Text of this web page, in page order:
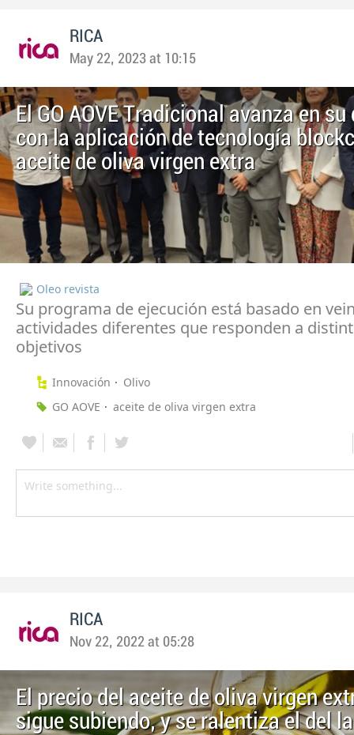
RICA
May 22, 2023 at 10:15
El GO AOVE Tradicional avanza en
con la aplicación de tecnología
aceite de oliva virgen extra
Oleo revista
Su programa de ejecución está basado en
actividades diferentes que responden a
objetivos
Innovación
Olivo
GO AOVE
aceite de oliva virgen extra
RICA
Nov 22, 2022 at 05:28
El precio del aceite de oliva virgen
sigue subiendo, y se ralentiza el del